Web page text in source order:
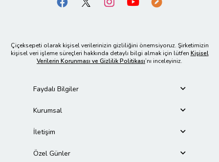
Çiçeksepeti olarak kişisel verilerinizin gizliliğini önemsiyoruz. Şirketimizin
kişisel veri işleme süreçleri hakkında detaylı bilgi almak için lütfen Kişisel
Verilerin Korunması ve Gizlilik Politikası’nı inceleyiniz.
Faydalı Bilgiler
Kurumsal
İletişim
Özel Günler